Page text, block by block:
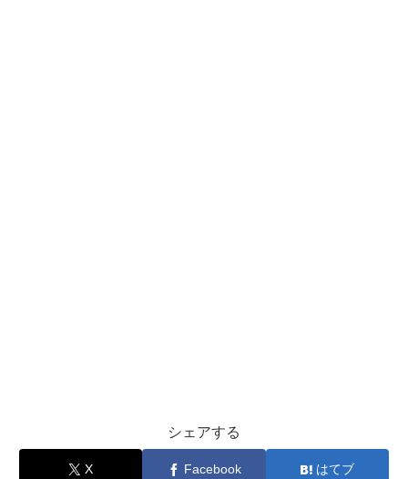
シェアする
X Facebook はてブ